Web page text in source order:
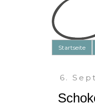
Startseite
6.